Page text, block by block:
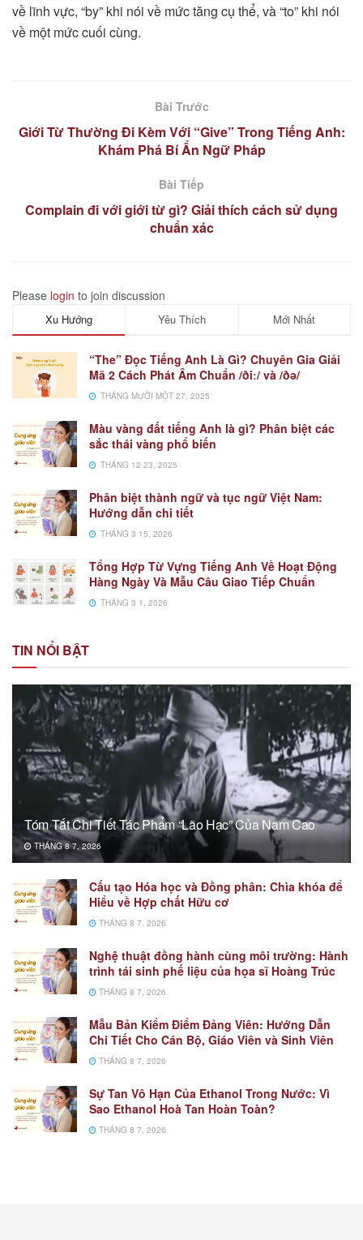
về lĩnh vực, “by” khi nói về mức tăng cụ thể, và “to” khi nói
về một mức cuối cùng.
Bài Trước
Giới Từ Thường Đi Kèm Với “Give” Trong Tiếng Anh:
Khám Phá Bí Ẩn Ngữ Pháp
Bài Tiếp
Complain đi với giới từ gì? Giải thích cách sử dụng
chuẩn xác
Please login to join discussion
Xu Hướng Yêu Thích Mới Nhất
“The” Đọc Tiếng Anh Là Gì? Chuyên Gia Giải
Mã 2 Cách Phát Âm Chuẩn /ðiː/ và /ðə/
THÁNG MƯỜI MỘT 27, 2025
Màu vàng đất tiếng Anh là gì? Phân biệt các
sắc thái vàng phổ biến
THÁNG 12 23, 2025
Phân biệt thành ngữ và tục ngữ Việt Nam:
Hướng dẫn chi tiết
THÁNG 3 15, 2026
Tổng Hợp Từ Vựng Tiếng Anh Về Hoạt Động
Hàng Ngày Và Mẫu Câu Giao Tiếp Chuẩn
THÁNG 3 1, 2026
TIN NỔI BẬT
Tóm Tắt Chi Tiết Tác Phẩm “Lão Hạc” Của Nam Cao
THÁNG 8 7, 2026
Cấu tạo Hóa học và Đồng phân: Chìa khóa để
Hiểu về Hợp chất Hữu cơ
THÁNG 8 7, 2026
Nghệ thuật đồng hành cùng môi trường: Hành
trình tái sinh phế liệu của họa sĩ Hoàng Trúc
THÁNG 8 7, 2026
Mẫu Bản Kiểm Điểm Đảng Viên: Hướng Dẫn
Chi Tiết Cho Cán Bộ, Giáo Viên và Sinh Viên
THÁNG 8 7, 2026
Sự Tan Vô Hạn Của Ethanol Trong Nước: Vì
Sao Ethanol Hoà Tan Hoàn Toàn?
THÁNG 8 7, 2026